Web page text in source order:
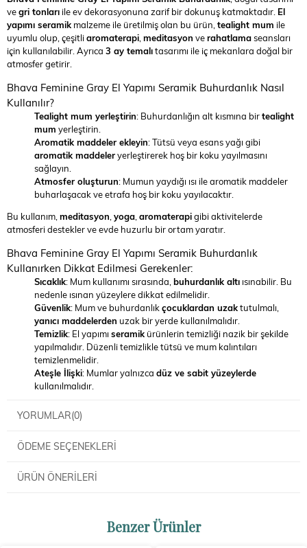
vegri tonları ile ev dekorasyonuna zarif bir dokunuş katmaktadır. El
yapımı seramik malzeme ile üretilmiş olan bu ürün,tealight mum ile
uyumlu olup, çeşitliaromaterapi,meditasyon verahatlamaseansları
için kullanılabilir. Ayrıca 3 ay temalıtasarımı ile iç mekanlara doğal bir
atmosfer getirir.
Bhava Feminine Gray El Yapımı Seramik Buhurdanlık Nasıl
Kullanılır?
Tealight mum yerleştirin: Buhurdanlığın alt kısmına birtealight
mum yerleştirin.
Aromatik maddeler ekleyin: Tütsü veya esans yağı gibi
aromatik maddeleryerleştirerek hoş bir koku yayılmasını
sağlayın.
Atmosfer oluşturun: Mumun yaydığı ısı ile aromatik maddeler
buharlaşacak ve etrafa hoş bir koku yayılacaktır.
Bu kullanım,meditasyon,yoga,aromaterapigibi aktivitelerde
atmosferi destekler ve evde huzurlu bir ortam yaratır.
Bhava Feminine Gray El Yapımı Seramik Buhurdanlık
Kullanırken Dikkat Edilmesi Gerekenler:
Sıcaklık: Mum kullanımı sırasında,buhurdanlık altı ısınabilir. Bu
nedenle ısınan yüzeylere dikkat edilmelidir.
Güvenlik: Mum ve buhurdanlıkçocuklardan uzaktutulmalı,
yanıcı maddelerden uzak bir yerde kullanılmalıdır.
Temizlik: El yapımı seramik ürünlerin temizliği nazik bir şekilde
yapılmalıdır. Düzenli temizlikle tütsü ve mum kalıntıları
temizlenmelidir.
Ateşle İlişki: Mumlar yalnızca düz ve sabit yüzeylerde
kullanılmalıdır.
YORUMLAR(0)
ÖDEME SEÇENEKLERI
ÜRÜN ÖNERILERI
Benzer Ürünler